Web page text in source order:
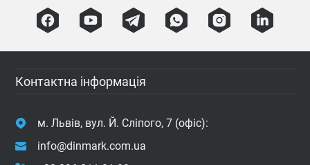
Контактна інформація
м. Львів, вул. Й. Сліпого, 7 (офіс):
info@dinmark.com.ua